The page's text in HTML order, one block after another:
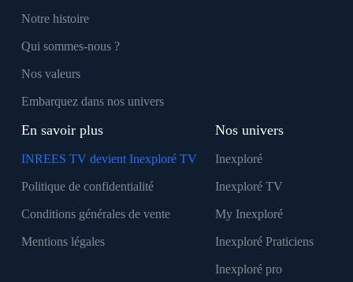
Notre histoire
Qui sommes-nous ?
Nos valeurs
Embarquez dans nos univers
En savoir plus
INREES TV devient Inexploré TV
Politique de confidentialité
Conditions générales de vente
Mentions légales
Nos univers
Inexploré
Inexploré TV
My Inexploré
Inexploré Praticiens
Inexploré pro